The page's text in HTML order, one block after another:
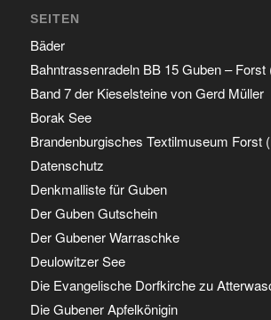
SEITEN
Bäder
Bahntrassenradeln BB 15 Guben – Forst
Band 7 der Kieselsteine von Gerd Müller
Borak See
Brandenburgisches Textilmuseum Forst
Datenschutz
Denkmalliste für Guben
Der Guben Gutschein
Der Gubener Warraschke
Deulowitzer See
Die Evangelische Dorfkirche zu
Die Gubener Apfelkönigin